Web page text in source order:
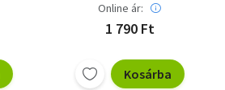
Online ár:
1 790 Ft
Kosárba